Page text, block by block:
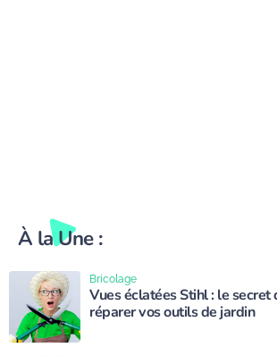
À la Une :
Vues éclatées Stihl : le secret
réparer vos outils de jardin
Bricolage